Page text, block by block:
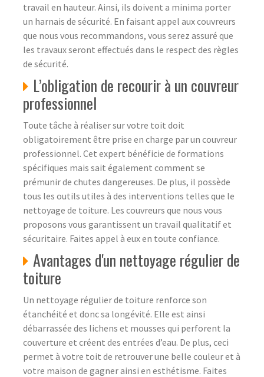
travail en hauteur. Ainsi, ils doivent a minima porter
un harnais de sécurité. En faisant appel aux couvreurs
que nous vous recommandons, vous serez assuré que
les travaux seront effectués dans le respect des règles
de sécurité.
L’obligation de recourir à un couvreur
professionnel
Toute tâche à réaliser sur votre toit doit
obligatoirement être prise en charge par un couvreur
professionnel. Cet expert bénéficie de formations
spécifiques mais sait également comment se
prémunir de chutes dangereuses. De plus, il possède
tous les outils utiles à des interventions telles que le
nettoyage de toiture. Les couvreurs que nous vous
proposons vous garantissent un travail qualitatif et
sécuritaire. Faites appel à eux en toute confiance.
Avantages d'un nettoyage régulier de
toiture
Un nettoyage régulier de toiture renforce son
étanchéité et donc sa longévité. Elle est ainsi
débarrassée des lichens et mousses qui perforent la
couverture et créent des entrées d’eau. De plus, ceci
permet à votre toit de retrouver une belle couleur et à
votre maison de gagner ainsi en esthétisme. Faites